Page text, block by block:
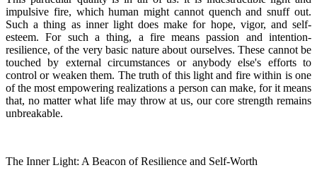
impulsive fire, which human might cannot quench and snuff out.
Such a thing as inner light does make for hope, vigor, and self-
esteem. For such a thing, a fire means passion and intention-
resilience, of the very basic nature about ourselves. These cannot be
touched by external circumstances or anybody else's efforts to
control or weaken them. The truth of this light and fire within is one
of the most empowering realizations a person can make, for it means
that, no matter what life may throw at us, our core strength remains
unbreakable.
The Inner Light: A Beacon of Resilience and Self-Worth